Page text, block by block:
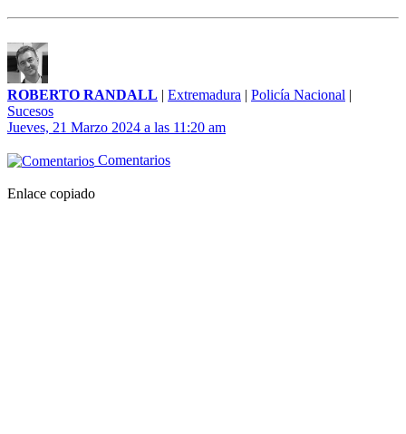
ROBERTO RANDALL | Extremadura | Policía Nacional |
Sucesos
Jueves, 21 Marzo 2024 a las 11:20 am
Comentarios
Enlace copiado